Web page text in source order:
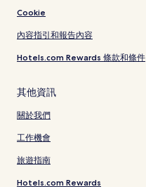
Cookie
內容指引和報告內容
Hotels.com Rewards 條款和條件
其他資訊
關於我們
工作機會
旅遊指南
Hotels.com Rewards